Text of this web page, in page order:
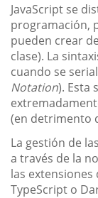
JavaScript se
programación,
pueden crear
clase). La
cuando se
Notation). Esta
(en detrimento
La gestión de
a través de la
las extensiones
TypeScript o